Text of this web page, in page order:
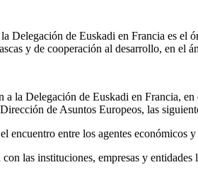
Delegación de Euskadi en Francia es el
y de cooperación al desarrollo, en el
a la Delegación de Euskadi en Francia,
de Asuntos Europeos, las
encuentro entre los agentes económicos
las instituciones, empresas y